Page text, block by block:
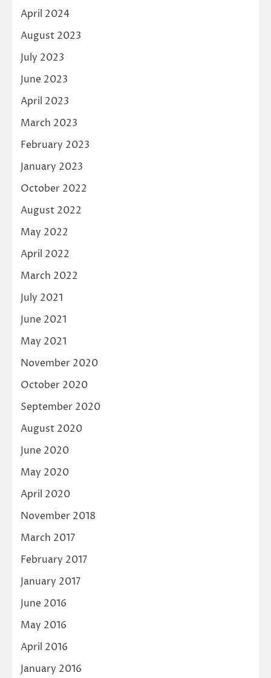
April 2024
August 2023
July 2023
June 2023
April 2023
March 2023
February 2023
January 2023
October 2022
August 2022
May 2022
April 2022
March 2022
July 2021
June 2021
May 2021
November 2020
October 2020
September 2020
August 2020
June 2020
May 2020
April 2020
November 2018
March 2017
February 2017
January 2017
June 2016
May 2016
April 2016
January 2016